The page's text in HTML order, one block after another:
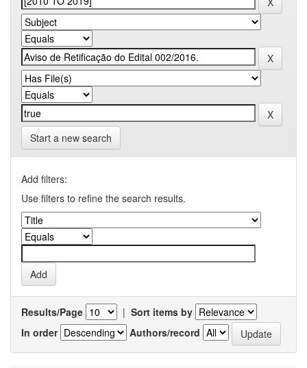
Start a new search
Add filters:
Use filters to refine the search results.
Results/Page | Sort items by
In order
Authors/record